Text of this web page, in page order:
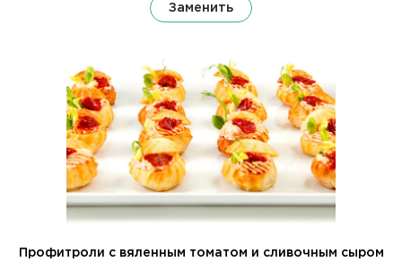
Заменить
Профитроли с вяленным томатом и сливочным сыром